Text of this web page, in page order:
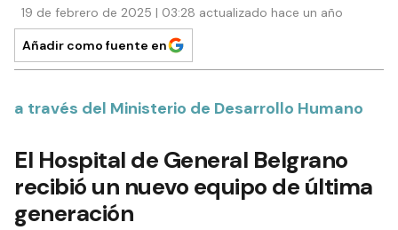
19 de febrero de 2025 | 03:28 actualizado hace un año
Añadir como fuente en
a través del Ministerio de Desarrollo Humano
El Hospital de General Belgrano
recibió un nuevo equipo de última
generación